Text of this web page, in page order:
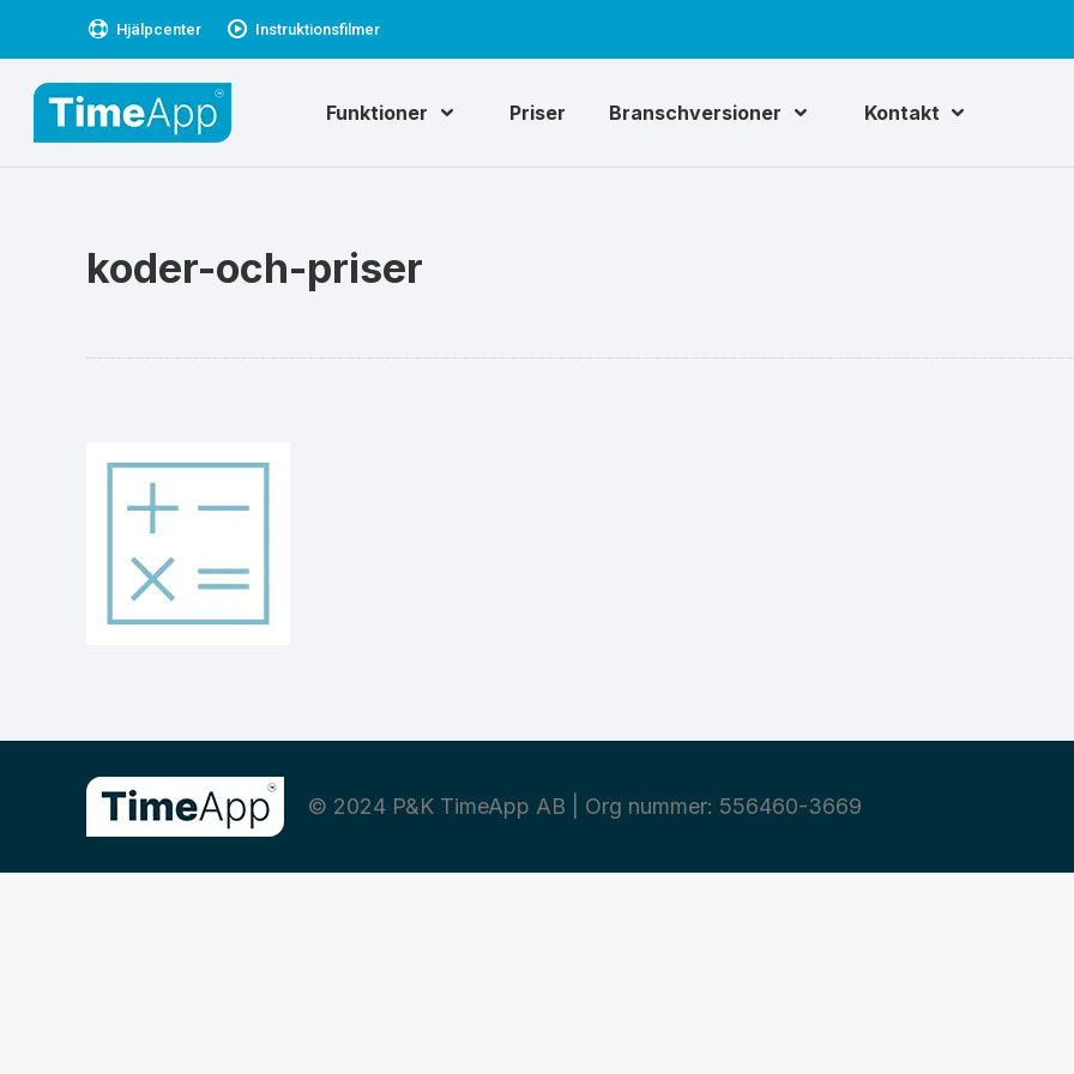
Hjälpcenter Instruktionsfilmer
Funktioner Priser Branschversioner Kontakt
koder-och-priser
© 2024 P&K TimeApp AB | Org nummer: 556460-3669